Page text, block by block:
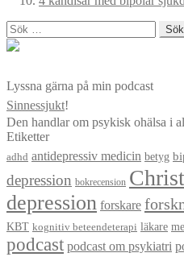
Sök
efter:
Lyssna gärna på min podcast
Sinnessjukt!
Den handlar om psykisk ohälsa i
Etiketter
adhd antidepressiv medicin betyg
depression
bokrecension
depression forskare
KBT kognitiv beteendeterapi läkare
podcast podcast om psykiatri